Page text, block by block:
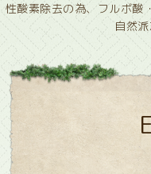
性酸素除去の為、フルボ酸
自然